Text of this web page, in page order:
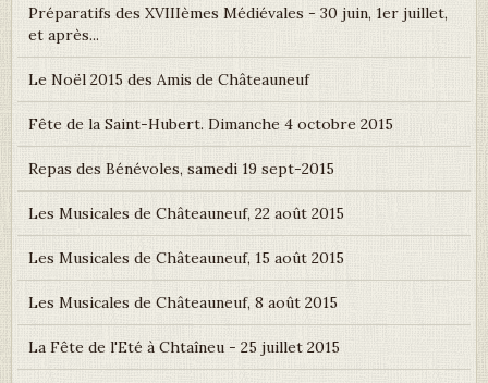
Préparatifs des XVIIIèmes Médiévales - 30 juin, 1er juillet,
et après...
Le Noël 2015 des Amis de Châteauneuf
Fête de la Saint-Hubert. Dimanche 4 octobre 2015
Repas des Bénévoles, samedi 19 sept-2015
Les Musicales de Châteauneuf, 22 août 2015
Les Musicales de Châteauneuf, 15 août 2015
Les Musicales de Châteauneuf, 8 août 2015
La Fête de l'Eté à Chtaîneu - 25 juillet 2015